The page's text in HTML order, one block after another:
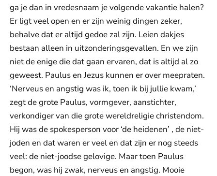
ga je dan in vredesnaam je volgende vakantie halen?
Er ligt veel open en er zijn weinig dingen zeker,
behalve dat er altijd gedoe zal zijn. Leien dakjes
bestaan alleen in uitzonderingsgevallen. En we zijn
niet de enige die dat gaan ervaren, dat is altijd al zo
geweest. Paulus en Jezus kunnen er over meepraten.
‘Nerveus en angstig was ik, toen ik bij jullie kwam,’
zegt de grote Paulus, vormgever, aanstichter,
verkondiger van die grote wereldreligie christendom.
Hij was de spokesperson voor ‘de heidenen’ , de niet-
joden en dat waren er veel en dat zijn er nog steeds
veel: de niet-joodse gelovige. Maar toen Paulus
begon, was hij zwak, nerveus en angstig. Mooie